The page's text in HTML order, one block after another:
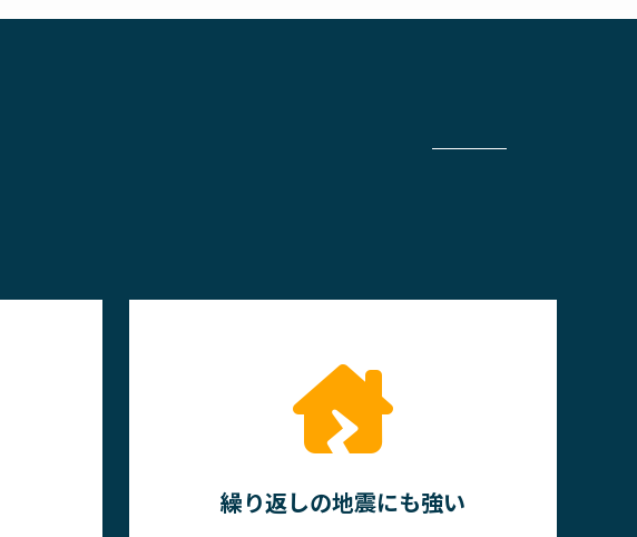
繰り返しの地震にも強い